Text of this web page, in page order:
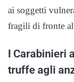
ai soggetti
fragili di fronte
I Carabinieri
truffe agli